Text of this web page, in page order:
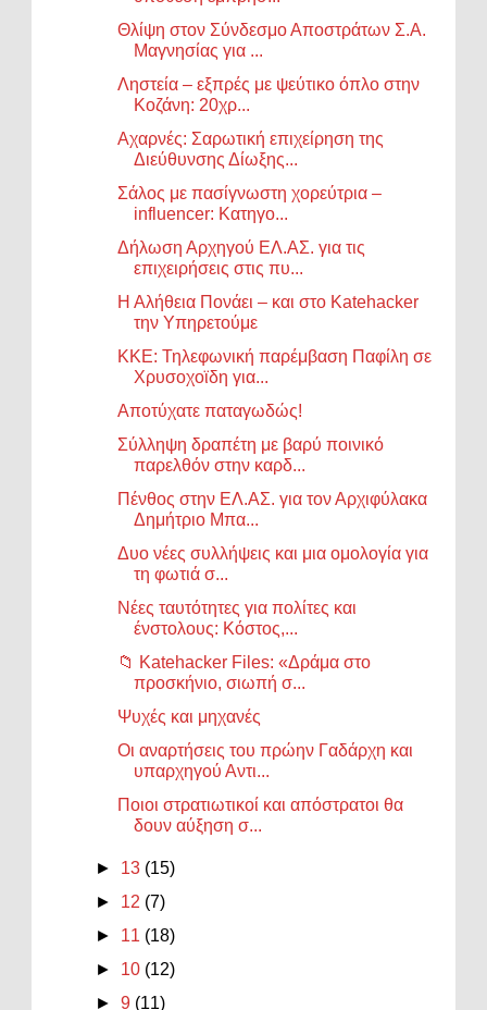
Θλίψη στον Σύνδεσμο Αποστράτων Σ.Α.
Μαγνησίας για ...
Ληστεία – εξπρές με ψεύτικο όπλο στην
Κοζάνη: 20χρ...
Αχαρνές: Σαρωτική επιχείρηση της
Διεύθυνσης Δίωξης...
Σάλος με πασίγνωστη χορεύτρια –
influencer: Κατηγο...
Δήλωση Αρχηγού ΕΛ.ΑΣ. για τις
επιχειρήσεις στις πυ...
Η Αλήθεια Πονάει – και στο Katehacker
την Υπηρετούμε
ΚΚΕ: Τηλεφωνική παρέμβαση Παφίλη σε
Χρυσοχοϊδη για...
Αποτύχατε παταγωδώς!
Σύλληψη δραπέτη με βαρύ ποινικό
παρελθόν στην καρδ...
Πένθος στην ΕΛ.ΑΣ. για τον Αρχιφύλακα
Δημήτριο Μπα...
Δυο νέες συλλήψεις και μια ομολογία για
τη φωτιά σ...
Νέες ταυτότητες για πολίτες και
ένστολους: Κόστος,...
📁 Katehacker Files: «Δράμα στο
προσκήνιο, σιωπή σ...
Ψυχές και μηχανές
Oι αναρτήσεις του πρώην Γαδάρχη και
υπαρχηγού Αντι...
Ποιοι στρατιωτικοί και απόστρατοι θα
δουν αύξηση σ...
► 13 (15)
► 12 (7)
► 11 (18)
► 10 (12)
►9 (11)